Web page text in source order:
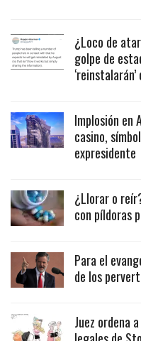
¿Loco de
golpe de
Implosión en
casino,
expresidente
¿Llorar o
con píldoras
Para el
de los
Juez ordena